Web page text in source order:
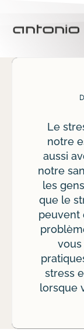
Le
notre
aussi
notre
les
que le
peuvent
stress
lorsque